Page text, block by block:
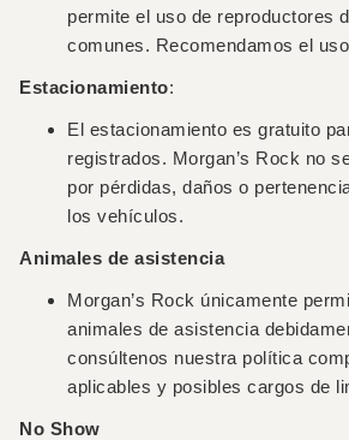
permite el uso de reproductores
comunes. Recomendamos el
Estacionamiento:
El estacionamiento es gratuito
registrados. Morgan’s Rock no
por pérdidas, daños o
los vehículos.
Animales de asistencia
Morgan’s Rock únicamente
animales de asistencia
consúltenos nuestra política
aplicables y posibles cargos de
No Show